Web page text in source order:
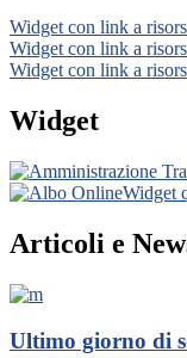
Widget con link a
Widget con link a
Widget con link a
Widget
Widget
Articoli e
Ultimo giorno di